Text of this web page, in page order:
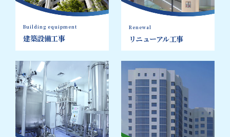
Building equipment
建築設備工事
Renewal
リニューアル工事